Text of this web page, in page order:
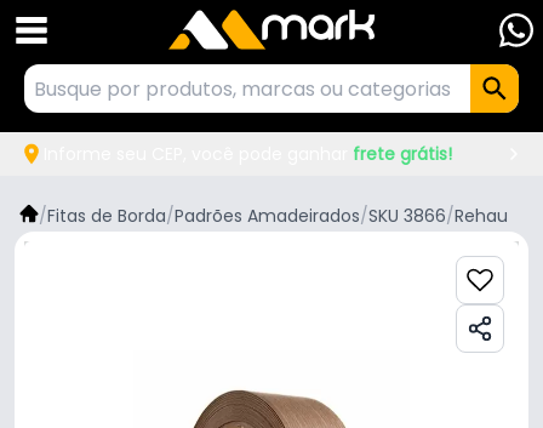
frete grátis!
/Fitas de Borda/Padrões Amadeirados/SKU 3866/Rehau